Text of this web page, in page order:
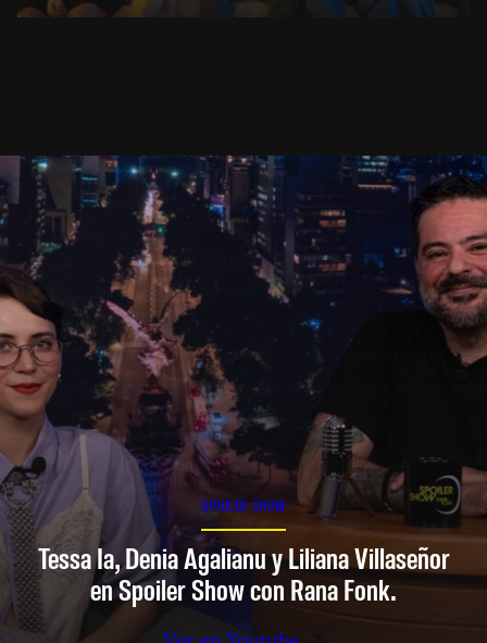
SPOILER SHOW
Tessa Ia, Denia Agalianu y Liliana Villaseñor
en Spoiler Show con Rana Fonk.